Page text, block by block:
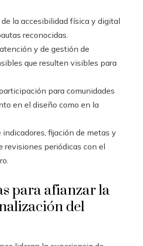
la accesibilidad física y digital
reconocidas.
y de gestión de
que resulten visibles para
para comunidades
en el diseño como en la
fijación de metas y
revisiones periódicas con el
para afianzar la
del